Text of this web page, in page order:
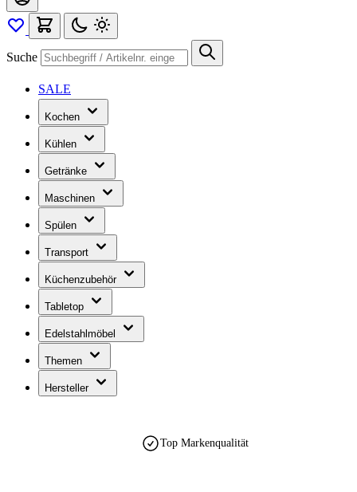
Suche
SALE
Kochen
Kühlen
Getränke
Maschinen
Spülen
Transport
Küchenzubehör
Tabletop
Edelstahlmöbel
Themen
Hersteller
Top Markenqualität